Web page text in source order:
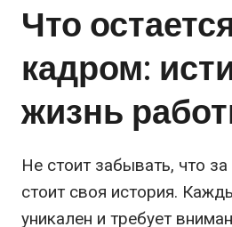
Что
кадром:
жизнь
Не стоит забывать, что
стоит своя история.
уникален и требует